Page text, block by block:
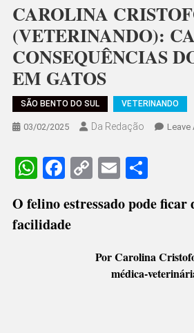
CAROLINA
(VETERINANDO):
CONSEQUÊNCIAS
EM GATOS
SÃO BENTO DO SUL VETERINANDO
03/02/2025 Da Redação Leave
WhatsApp
Facebook
CopyEmailShare
O felino estressado pode ficar
facilidade
Por Carolina
médica-